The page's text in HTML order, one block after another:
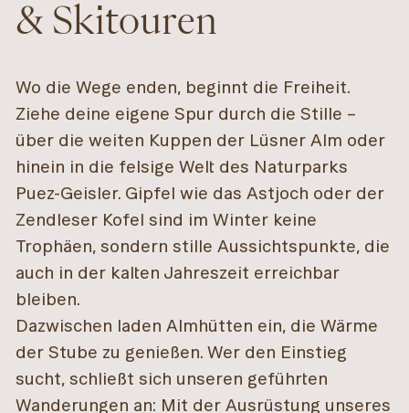
& Skitouren
Wo die Wege enden, beginnt die Freiheit.
Ziehe deine eigene Spur durch die Stille –
über die weiten Kuppen der Lüsner Alm oder
hinein in die felsige Welt des Naturparks
Puez-Geisler. Gipfel wie das Astjoch oder der
Zendleser Kofel sind im Winter keine
Trophäen, sondern stille Aussichtspunkte, die
auch in der kalten Jahreszeit erreichbar
bleiben.
Dazwischen laden Almhütten ein, die Wärme
der Stube zu genießen. Wer den Einstieg
sucht, schließt sich unseren geführten
Wanderungen an: Mit der Ausrüstung unseres